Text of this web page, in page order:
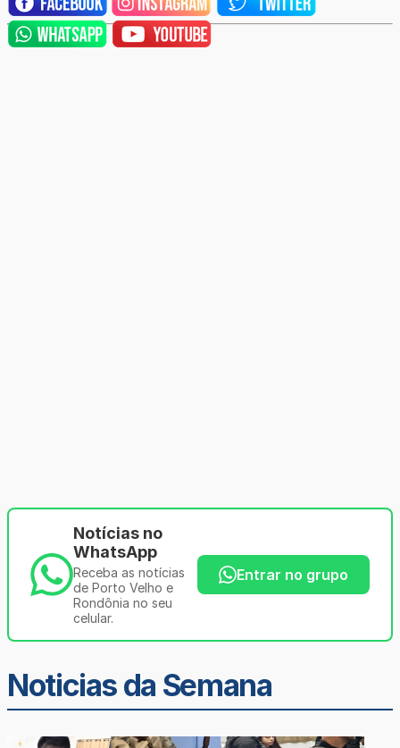
Notícias no
WhatsApp
Receba as notícias
de Porto Velho e
Rondônia no seu
celular.
Entrar no grupo
Noticias da Semana